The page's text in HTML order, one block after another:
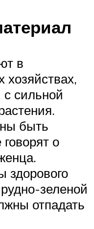
в
хозяйствах,
сильной
быть
о
здорового
зеленой
отпадать